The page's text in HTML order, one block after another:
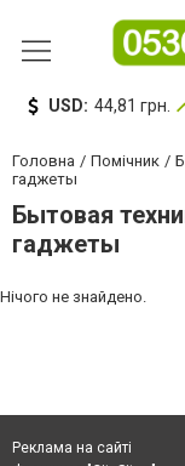
USD: 44,81 грн.
Головна Помічник
гаджеты
Бытовая
гаджеты
Нічого не знайдено.
Реклама на сайті